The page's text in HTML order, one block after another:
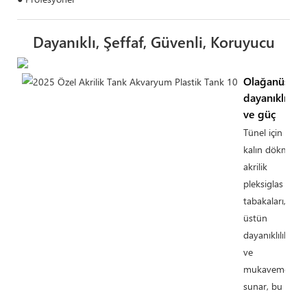
Dayanıklı, Şeffaf, Güvenli, Koruyucu
Olağanüstü
dayanıklılık
ve güç
Tünel için
kalın dökme
akrilik
pleksiglas
tabakaları,
üstün
dayanıklılık
ve
mukavemet
sunar, bu da